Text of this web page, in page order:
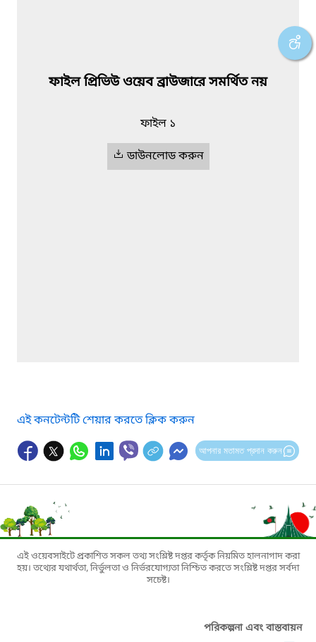
ফাইল প্রিভিউ ওয়েব ব্রাউজারে সমর্থিত নয়
ফাইল ১
ডাউনলোড করুন
এই কনটেন্টটি শেয়ার করতে ক্লিক করুন
আপনার মতামত প্রদান করুন
এই ওয়েবসাইটে প্রকাশিত সকল তথ্য সংশ্লিষ্ট দপ্তর কর্তৃক নিয়মিত হালনাগাদ করা
হয়। তথ্যের যথার্থতা, নির্ভুলতা ও নির্ভরযোগ্যতা নিশ্চিত করতে সংশ্লিষ্ট দপ্তর সর্বদা
সচেষ্ট।
পরিকল্পনা এবং বাস্তবায়ন